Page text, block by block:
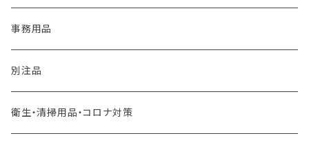
事務用品
別注品
衛生・清掃用品・コロナ対策